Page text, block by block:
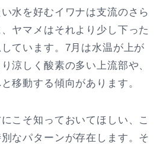
水を好むイワナは支流のさら
ヤマメはそれより少し下った
ています。7月は水温が上が
涼しく酸素の多い上流部や、
移動する傾向があります。
こそ知っておいてほしい、こ
なパターンが存在します。そ